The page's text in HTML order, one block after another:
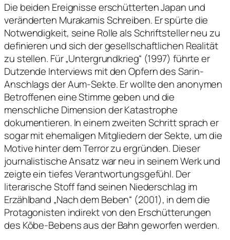
Die beiden Ereignisse erschütterten Japan und
veränderten Murakamis Schreiben. Er spürte die
Notwendigkeit, seine Rolle als Schriftsteller neu zu
definieren und sich der gesellschaftlichen Realität
zu stellen. Für „Untergrundkrieg“ (1997) führte er
Dutzende Interviews mit den Opfern des Sarin-
Anschlags der Aum-Sekte. Er wollte den anonymen
Betroffenen eine Stimme geben und die
menschliche Dimension der Katastrophe
dokumentieren. In einem zweiten Schritt sprach er
sogar mit ehemaligen Mitgliedern der Sekte, um die
Motive hinter dem Terror zu ergründen. Dieser
journalistische Ansatz war neu in seinem Werk und
zeigte ein tiefes Verantwortungsgefühl. Der
literarische Stoff fand seinen Niederschlag im
Erzählband „Nach dem Beben“ (2001), in dem die
Protagonisten indirekt von den Erschütterungen
des Kōbe-Bebens aus der Bahn geworfen werden.